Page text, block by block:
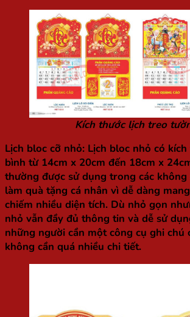
Kích thước lịch treo
Lịch bloc cỡ nhỏ: Lịch bloc nhỏ có
bình từ 14cm x 20cm đến 18cm x
thường được sử dụng trong các không
làm quà tặng cá nhân vì dễ dàng
chiếm nhiều diện tích. Dù nhỏ gọn
nhỏ vẫn đầy đủ thông tin và dễ sử
những người cần một công cụ ghi chú
không cần quá nhiều chi tiết.